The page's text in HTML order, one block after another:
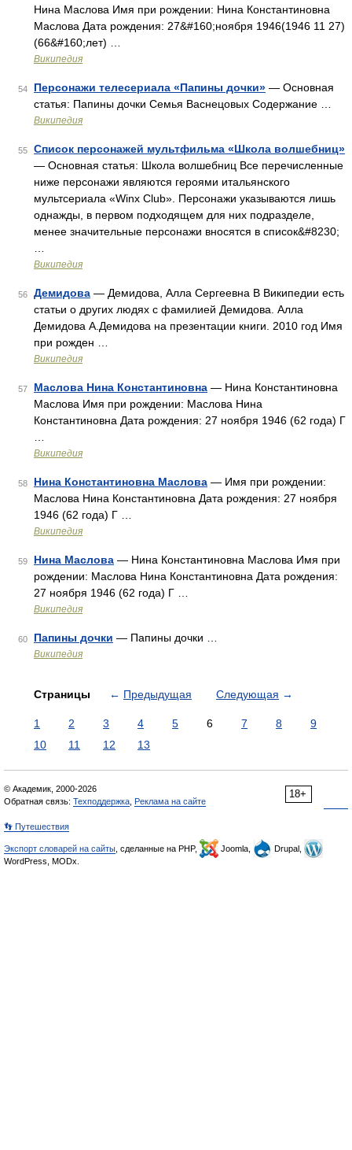
Нина Маслова Имя при рождении: Нина Константиновна
Маслова Дата рождения: 27&#160;ноября 1946(1946 11 27)
(66&#160;лет) …
Википедия
54 Персонажи телесериала «Папины дочки» — Основная
статья: Папины дочки Семья Васнецовых Содержание …
Википедия
55
Список персонажей мультфильма «Школа волшебниц»
— Основная статья: Школа волшебниц Все перечисленные
ниже персонажи являются героями итальянского
мультсериала «Winx Club». Персонажи указываются лишь
однажды, в первом подходящем для них подразделе,
менее значительные персонажи вносятся в список&#8230;
Википедия
56 Демидова — Демидова, Алла Сергеевна В Википедии есть
статьи о других людях с фамилией Демидова. Алла
Демидова А.Демидова на презентации книги. 2010 год Имя
при рожден …
Википедия
57 Маслова Нина Константиновна — Нина Константиновна
Маслова Имя при рождении: Маслова Нина
Константиновна Дата рождения: 27 ноября 1946 (62 года) Г
Википедия
58 Нина Константиновна Маслова — Имя при рождении:
Маслова Нина Константиновна Дата рождения: 27 ноября
1946 (62 года) Г …
Википедия
59 Нина Маслова — Нина Константиновна Маслова Имя при
рождении: Маслова Нина Константиновна Дата рождения:
27 ноября 1946 (62 года) Г …
Википедия
60 Папины дочки — Папины дочки …
Википедия
Страницы ← Предыдущая Следующая →
1 2 3 4 5 6 7 8
9
10
11 12 13
18+
© Академик, 2000-2026
Обратная связь: Техподдержка Реклама на сайте
👣 Путешествия
Экспорт словарей на сайты , сделанные на PHP, Joomla,
Drupal,
WordPress, MODx.